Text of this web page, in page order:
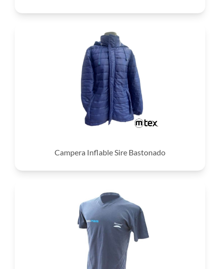
Campera Inflable Sire Bastonado